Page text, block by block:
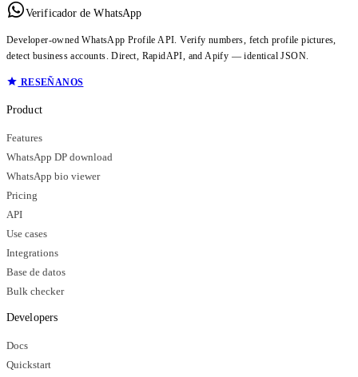
Verificador de WhatsApp
Developer-owned WhatsApp Profile API. Verify numbers, fetch profile pictures,
detect business accounts. Direct, RapidAPI, and Apify — identical JSON.
RESEÑANOS
Product
Features
WhatsApp DP download
WhatsApp bio viewer
Pricing
API
Use cases
Integrations
Base de datos
Bulk checker
Developers
Docs
Quickstart